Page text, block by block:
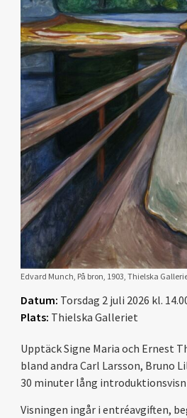
Edvard Munch, På bron, 1903, Thielska
Datum: Torsdag 2 juli 2026 kl.
Plats: Thielska Galleriet
Upptäck Signe Maria och Ernest
bland andra Carl Larsson, Bruno
30 minuter lång
Visningen ingår i entréavgiften,